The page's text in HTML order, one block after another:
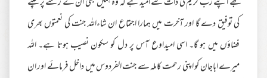
کی توفیق دے گا اور آخرت میں ہمارا اجتماع ان شاءاللہ جنت کی نعمتوں بھری
فضاؤں میں ہو گا۔ اسی امیداوع آس پر دل کو سکون نصیب ہوتا ہے۔ اللہ
میرے اباجان کو اپنی رحمت کاملہ سے جنت الفردوس میں داخل فرمائے اور ان